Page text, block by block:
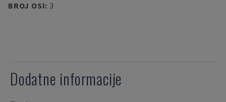
BROJ OSI: 3
Dodatne informacije